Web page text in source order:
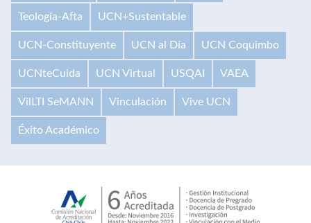
Teología-Afta UCN+Sustentable
UCN-Constituyente UCN al Día UCN Coquimbo
UCNteCuida UCN Virtual USQAI VAEA
VilLTI SeMANN Vinculación Vive UCN
Éxito Académico